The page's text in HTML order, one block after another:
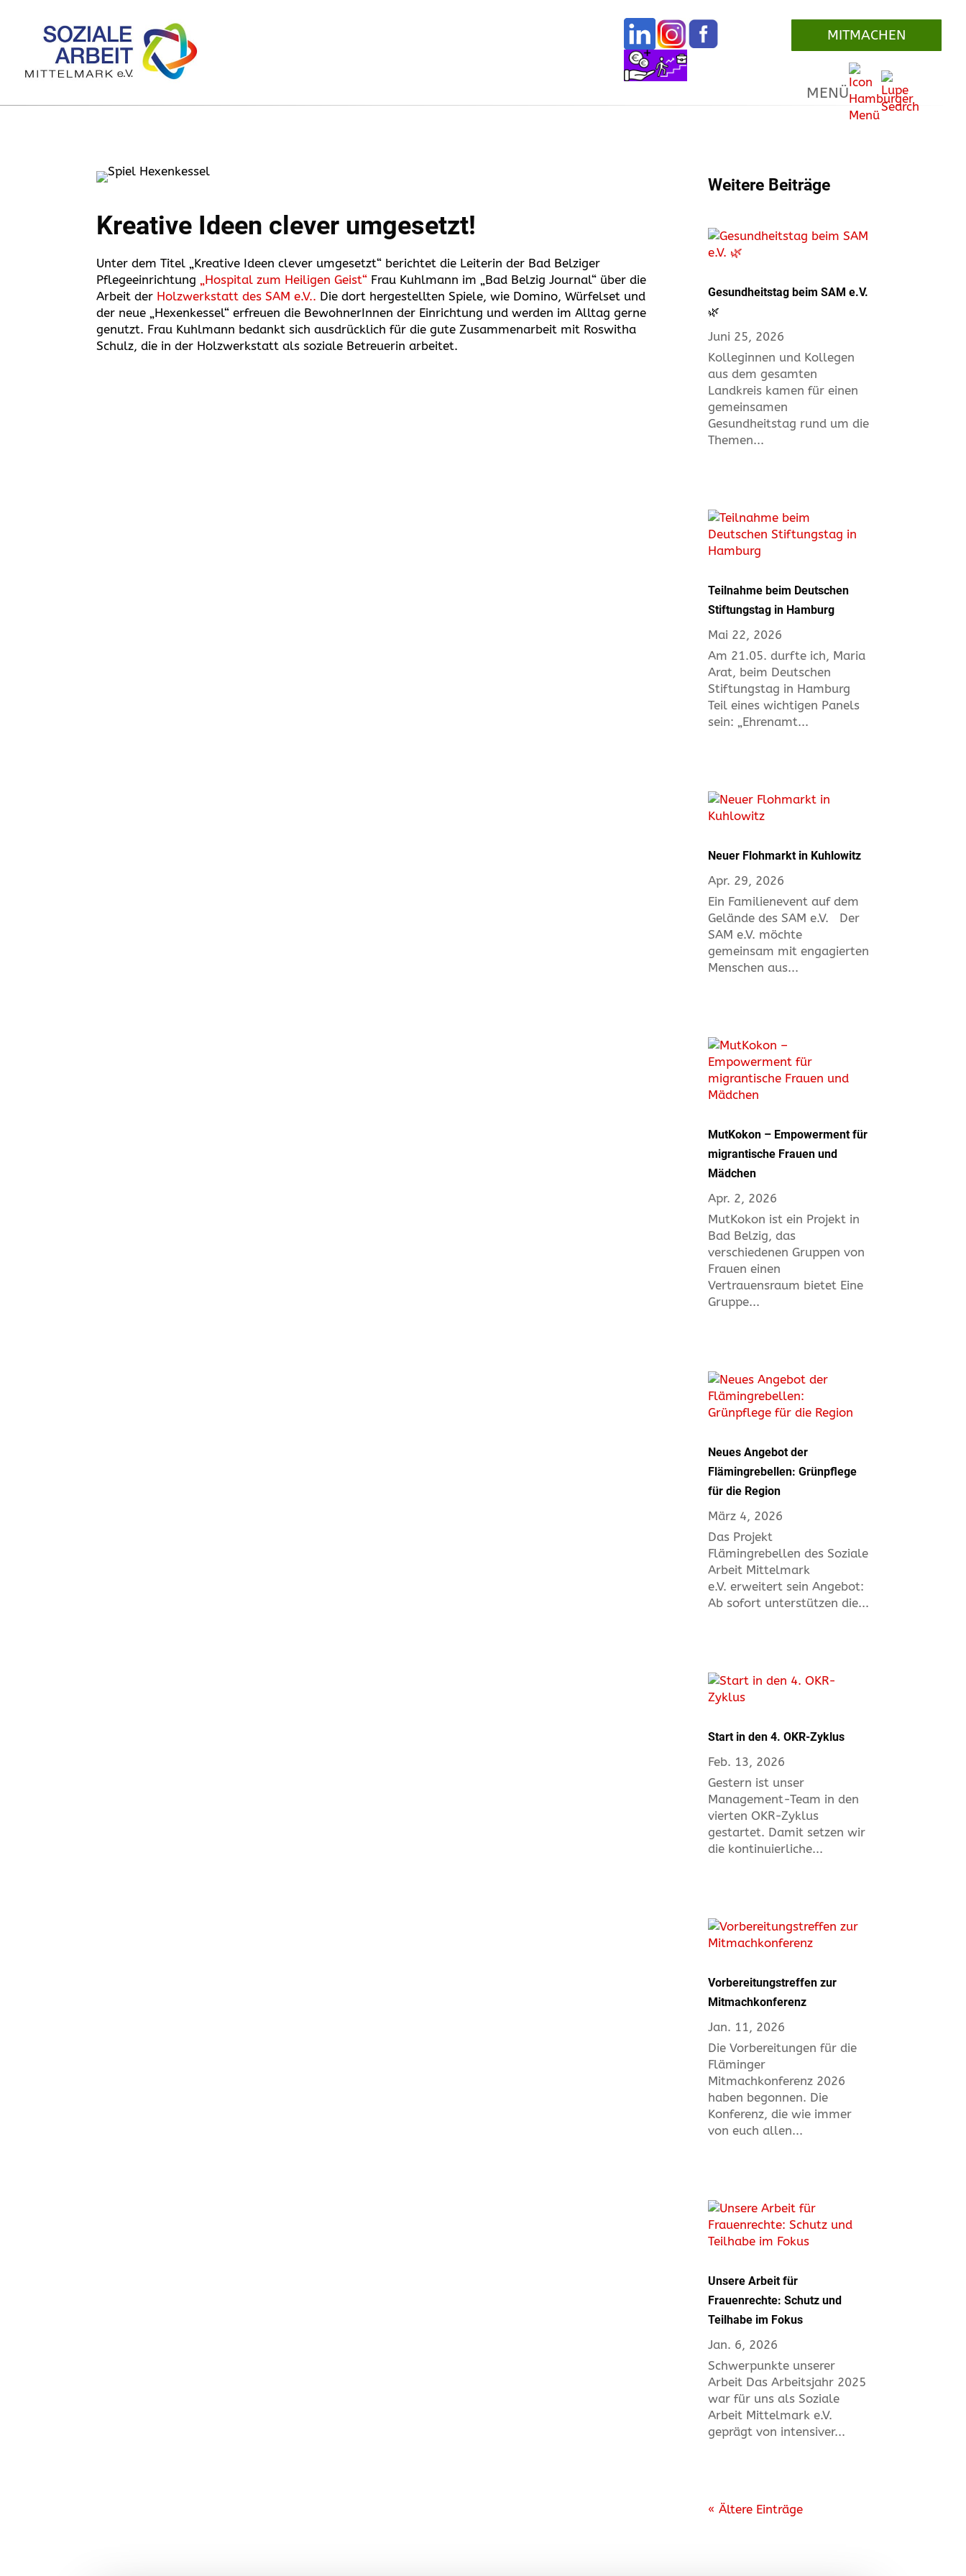
MITMACHEN
MENÜ
Kreative Ideen clever umgesetzt!
Unter dem Titel „Kreative Ideen clever umgesetzt“ berichtet die Leiterin der Bad Belziger
Pflegeeinrichtung
„Hospital zum Heiligen Geist“ Frau Kuhlmann im „Bad Belzig Journal“ über die
Arbeit der Holzwerkstatt des SAM e.V.. Die dort hergestellten Spiele, wie Domino, Würfelset und
der neue „Hexenkessel“ erfreuen die BewohnerInnen der Einrichtung und werden im Alltag gerne
genutzt. Frau Kuhlmann bedankt sich ausdrücklich für die gute Zusammenarbeit mit Roswitha
Schulz, die in der Holzwerkstatt als soziale Betreuerin arbeitet.
Weitere Beiträge
Gesundheitstag beim SAM e.V.
🌿
Juni 25, 2026
Kolleginnen und Kollegen
aus dem gesamten
Landkreis kamen für einen
gemeinsamen
Gesundheitstag rund um die
Themen...
Teilnahme beim Deutschen
Stiftungstag in Hamburg
Mai 22, 2026
Am 21.05. durfte ich, Maria
Arat, beim Deutschen
Stiftungstag in Hamburg
Teil eines wichtigen Panels
sein: „Ehrenamt...
Neuer Flohmarkt in Kuhlowitz
Apr. 29, 2026
Ein Familienevent auf dem
Gelände des SAM e.V. Der
SAM e.V. möchte
gemeinsam mit engagierten
Menschen aus...
MutKokon – Empowerment für
migrantische Frauen und
Mädchen
Apr. 2, 2026
MutKokon ist ein Projekt in
Bad Belzig, das
verschiedenen Gruppen von
Frauen einen
Vertrauensraum bietet Eine
Gruppe...
Neues Angebot der
Flämingrebellen: Grünpflege
für die Region
März 4, 2026
Das Projekt
Flämingrebellen des Soziale
Arbeit Mittelmark
e.V. erweitert sein Angebot:
Ab sofort unterstützen die...
Start in den 4. OKR-Zyklus
Feb. 13, 2026
Gestern ist unser
Management-Team in den
vierten OKR-Zyklus
gestartet. Damit setzen wir
die kontinuierliche...
Vorbereitungstreffen zur
Mitmachkonferenz
Jan. 11, 2026
Die Vorbereitungen für die
Fläminger
Mitmachkonferenz 2026
haben begonnen. Die
Konferenz, die wie immer
von euch allen...
Unsere Arbeit für
Frauenrechte: Schutz und
Teilhabe im Fokus
Jan. 6, 2026
Schwerpunkte unserer
Arbeit Das Arbeitsjahr 2025
war für uns als Soziale
Arbeit Mittelmark e.V.
geprägt von intensiver...
« Ältere Einträge